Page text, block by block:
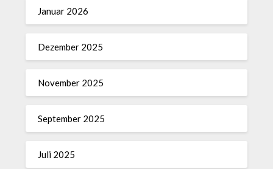
Januar 2026
Dezember 2025
November 2025
September 2025
Juli 2025